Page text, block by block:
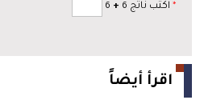
* اكتب ناتج 6 +
اقرأ أيضاً